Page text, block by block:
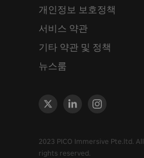
개인정보 보호정책
서비스 약관
기타 약관 및 정책
뉴스룸
2023 PICO Immersive Pte.ltd. All
rights reserved.